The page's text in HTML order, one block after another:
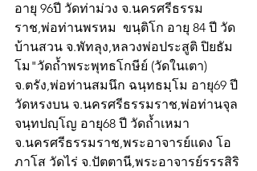
อายุ 96ปี วัดท่าม่วง จ.นครศรีธรรม
ราช,พ่อท่านพรหม  ขนฺติโก อายุ 84 ปี วัด
บ้านสวน จ.พัทลุง,หลวงพ่อประสูติ ปิยธัม
โม"วัดถ้ำพระพุทธโกษีย์ (วัดในเตา)
จ.ตรัง,พ่อท่านสมนึก ฉนฺทธมฺโม อายุ69 ปี
วัดหรงบน จ.นครศรีธรรมราช,พ่อท่านจุล
จนฺทปญฺโญ อายุ68 ปี วัดถ้ำเหมา
จ.นครศรีธรรมราช,พระอาจารย์แดง โอ
ภาโส วัดไร่ จ.ปัตตานี,พระอาจารย์รรรสิริ